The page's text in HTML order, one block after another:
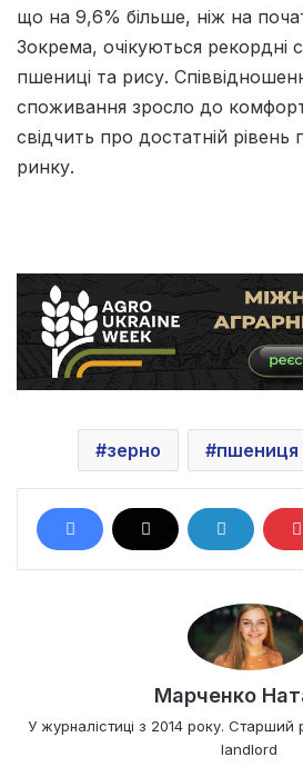
що на 9,6% більше, ніж на
Зокрема, очікуються рекордні
пшениці та рису.
споживання зросло до
свідчить про достатній рівень
ринку.
зерно пшениця
Марченко
У журналістиці з 2014 року. Старший
landlord